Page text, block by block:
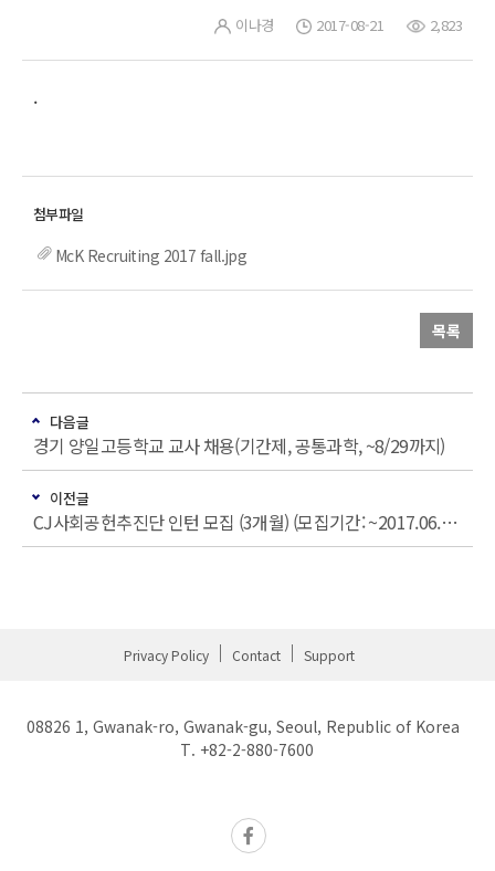
이나경 2017-08-21 2,823
.
McK Recruiting 2017 fall.jpg
목록
다음글
경기 양일고등학교 교사 채용(기간제, 공통과학, ~8/29까지)
이전글
CJ사회공헌추진단 인턴 모집 (3개월) (모집기간: ~2017.06.19.)
Privacy Policy Contact Support
08826 1, Gwanak-ro, Gwanak-gu, Seoul, Republic of Korea
T. +82-2-880-7600